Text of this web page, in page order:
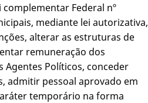
Federal nº
mediante lei autorizativa,
alterar as estruturas de
remuneração dos
Agentes Políticos, conceder
admitir pessoal aprovado em
temporário na forma